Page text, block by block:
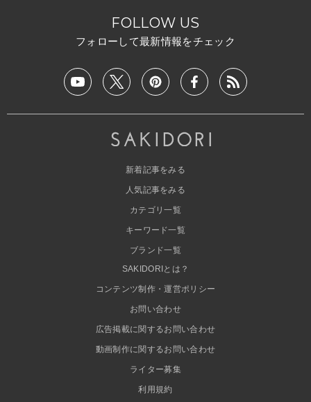
FOLLOW US
フォローして最新情報をチェック
新着記事をみる
人気記事をみる
カテゴリ一覧
キーワード一覧
ブランド一覧
SAKIDORIとは？
コンテンツ制作・運営ポリシー
お問い合わせ
広告掲載に関するお問い合わせ
動画制作に関するお問い合わせ
ライター募集
利用規約